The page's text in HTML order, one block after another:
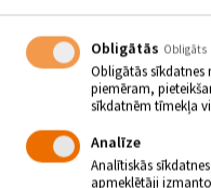
Obligātās Obligāts
Obligātās
piemēram,
sīkdatnēm tīmekļa
Analīze
Analītiskās
apmeklētāji